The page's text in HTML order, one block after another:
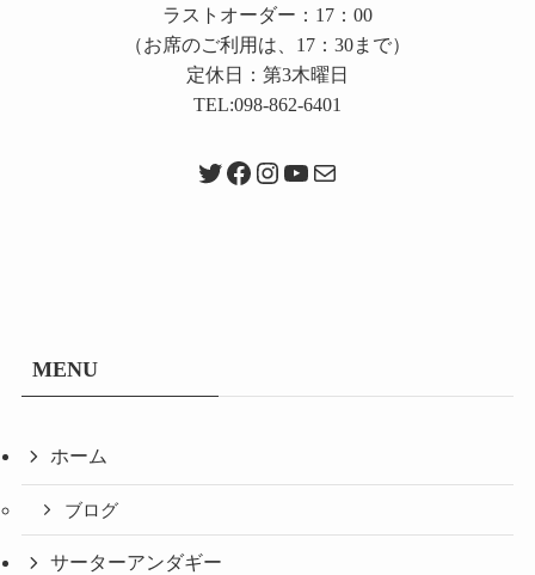
ラストオーダー：17：00
（お席のご利用は、17：30まで）
定休日：第3木曜日
TEL:098-862-6401
Twitter
Facebook
Instagram
YouTube
メール
MENU
ホーム
ブログ
サーターアンダギー